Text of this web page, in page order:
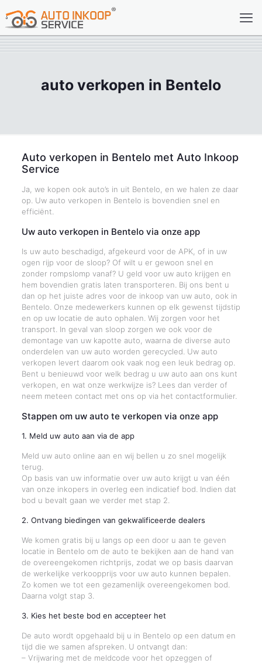
auto verkopen in Bentelo
Auto verkopen in Bentelo met Auto Inkoop
Service
Ja, we kopen ook auto’s in uit Bentelo, en we halen ze daar
op. Uw auto verkopen in Bentelo is bovendien snel en
efficiënt.
Uw auto verkopen in Bentelo via onze app
Is uw auto beschadigd, afgekeurd voor de APK, of in uw
ogen rijp voor de sloop? Of wilt u er gewoon snel en
zonder rompslomp vanaf? U geld voor uw auto krijgen en
hem bovendien gratis laten transporteren. Bij ons bent u
dan op het juiste adres voor de inkoop van uw auto, ook in
Bentelo. Onze medewerkers kunnen op elk gewenst tijdstip
en op uw locatie de auto ophalen. Wij zorgen voor het
transport. In geval van sloop zorgen we ook voor de
demontage van uw kapotte auto, waarna de diverse auto
onderdelen van uw auto worden gerecycled. Uw auto
verkopen levert daarom ook vaak nog een leuk bedrag op.
Bent u benieuwd voor welk bedrag u uw auto aan ons kunt
verkopen, en wat onze werkwijze is? Lees dan verder of
neem meteen contact met ons op via het contactformulier.
Stappen om uw auto te verkopen via onze app
1. Meld uw auto aan via de app
Meld uw auto online aan en wij bellen u zo snel mogelijk
terug.
Op basis van uw informatie over uw auto krijgt u van één
van onze inkopers in overleg een indicatief bod. Indien dat
bod u bevalt gaan we verder met stap 2.
2. Ontvang biedingen van gekwalificeerde dealers
We komen gratis bij u langs op een door u aan te geven
locatie in Bentelo om de auto te bekijken aan de hand van
de overeengekomen richtprijs, zodat we op basis daarvan
de werkelijke verkoopprijs voor uw auto kunnen bepalen.
Zo komen we tot een gezamenlijk overeengekomen bod.
Daarna volgt stap 3.
3. Kies het beste bod en accepteer het
De auto wordt opgehaald bij u in Bentelo op een datum en
tijd die we samen afspreken. U ontvangt dan:
– Vrijwaring met de meldcode voor het opzeggen of